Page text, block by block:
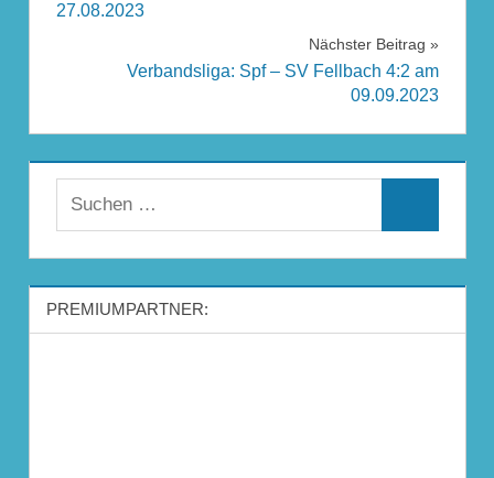
27.08.2023
Nächster Beitrag
Verbandsliga: Spf – SV Fellbach 4:2 am
09.09.2023
PREMIUMPARTNER: